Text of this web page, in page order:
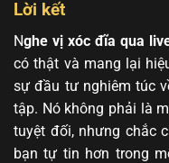
Lời kết
Nghe vị xóc đĩa qua
có thật và mang lại
sự đầu tư nghiêm túc
tập. Nó không phải là
tuyệt đối, nhưng chắc
bạn tự tin hơn trong